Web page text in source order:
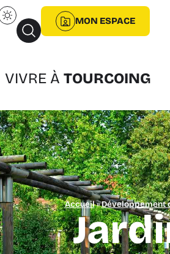
MON ESPACE
VIVRE À TOURCOING
Accueil»Développement